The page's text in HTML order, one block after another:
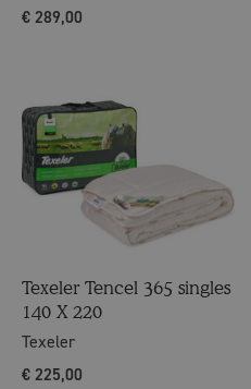
€ 289,00
Texeler Tencel 365 singles
140 X 220
Texeler
€ 225,00